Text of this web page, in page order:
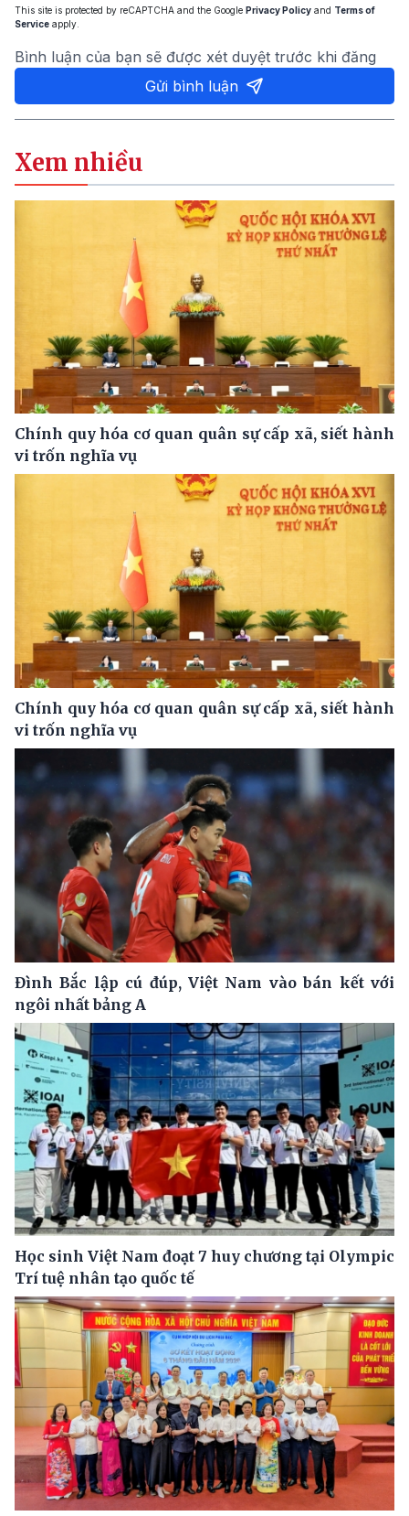
This site is protected by reCAPTCHA and the Google Privacy Policy and Terms of
Service apply.
Bình luận của bạn sẽ được xét duyệt trước khi đăng
Gửi bình luận
Xem nhiều
Chính quy hóa cơ quan quân sự cấp xã, siết hành
vi trốn nghĩa vụ
Chính quy hóa cơ quan quân sự cấp xã, siết hành
vi trốn nghĩa vụ
Đình Bắc lập cú đúp, Việt Nam vào bán kết với
ngôi nhất bảng A
Học sinh Việt Nam đoạt 7 huy chương tại Olympic
Trí tuệ nhân tạo quốc tế